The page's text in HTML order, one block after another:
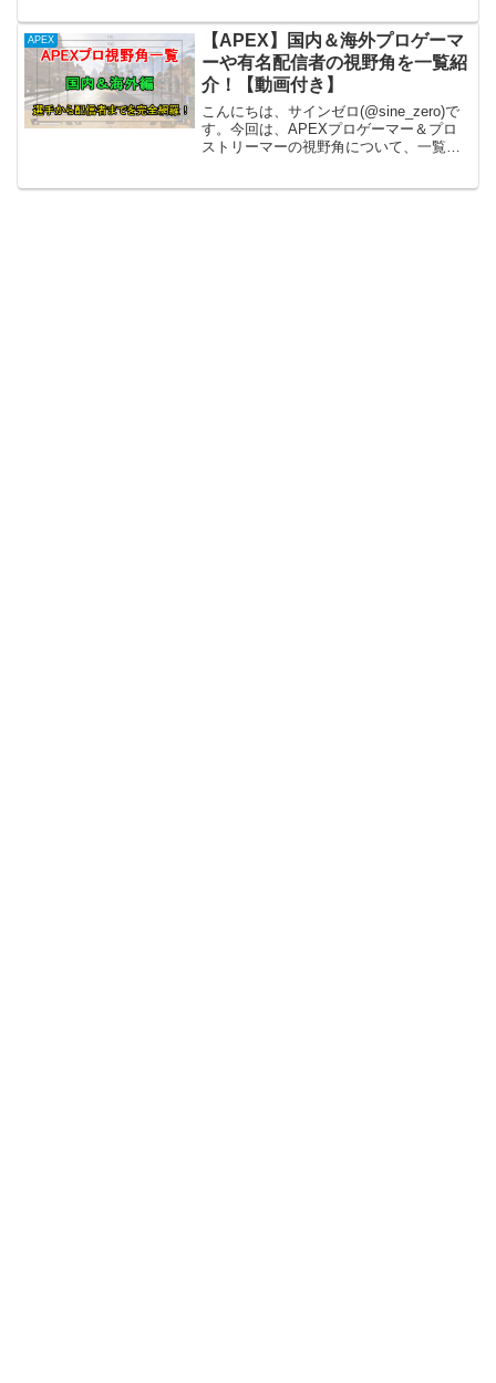
対策を紹介します。被害者を増やさな
い...
APEX
【APEX】国内＆海外プロゲーマ
ーや有名配信者の視野角を一覧紹
介！【動画付き】
こんにちは、サインゼロ(@sine_zero)で
す。今回は、APEXプロゲーマー＆プロ
ストリーマーの視野角について、一覧紹